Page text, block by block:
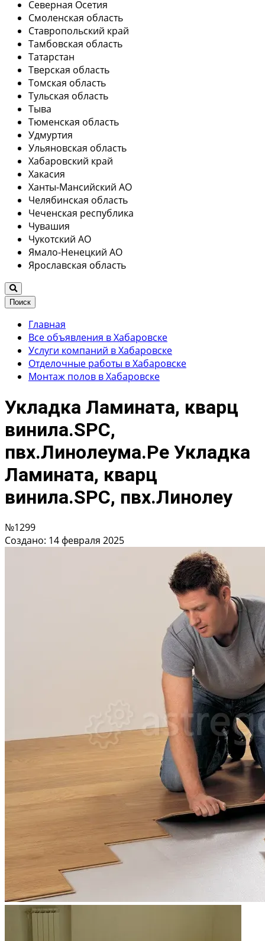
Северная Осетия
Смоленская область
Ставропольский край
Тамбовская область
Татарстан
Тверская область
Томская область
Тульская область
Тыва
Тюменская область
Удмуртия
Ульяновская область
Хабаровский край
Хакасия
Ханты-Мансийский АО
Челябинская область
Чеченская республика
Чувашия
Чукотский АО
Ямало-Ненецкий АО
Ярославская область
Поиск
Главная
Все объявления в Хабаровске
Услуги компаний в Хабаровске
Отделочные работы в Хабаровске
Монтаж полов в Хабаровске
Укладка Ламината, кварц
винила.SPC,
пвх.Линолеума.Ре Укладка
Ламината, кварц
винила.SPC, пвх.Линолеу
№1299
Создано: 14 февраля 2025